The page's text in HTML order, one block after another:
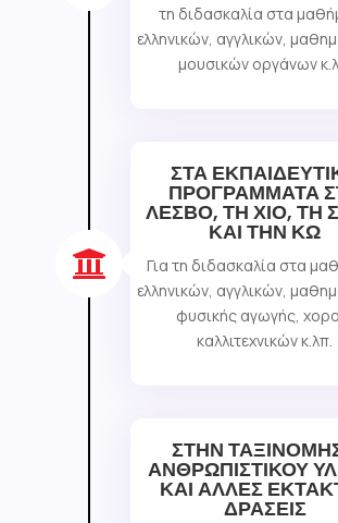
τη διδασκαλία στα
ελληνικών, αγγλικών,
μουσικών οργάνων

ΣΤΑ
ΠΡΟΓΡΑΜΜΑΤΑ
ΛΕΣΒΟ, ΤΗ ΧΙΟ, ΤΗ
ΚΑΙ ΤΗΝ ΚΩ
Για τη διδασκαλία στα
ελληνικών, αγγλικών,
φυσικής αγωγής,
καλλιτεχνικών κ.λπ.
ΣΤΗΝ
ΑΝΘΡΩΠΙΣΤΙΚΟΥ
ΚΑΙ ΑΛΛΕΣ
ΔΡΑΣΕΙΣ